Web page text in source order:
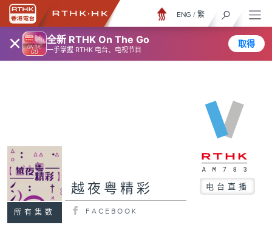
× 全新 RTHK On The Go
一手掌握 RTHK 电台、电视节目
取得
ENG / 繁
所有集数
越夜粤精彩 电台直播
FACEBOOK